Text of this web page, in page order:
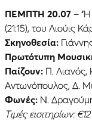
ΠΈΜΠΤΗ 20.07 –
(21:15), του Λιούις
Σκηνοθεσία:
Πρωτότυπη
Παίζουν: Π.
Αντωνόπουλος, Δ.
Φωνές: Ν.
Τιμές εισιτηρίων: